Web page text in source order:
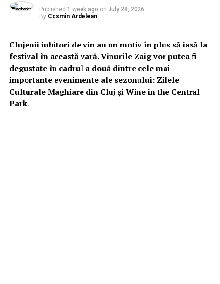
Published 1 week ago on July 28, 2026
By Cosmin Ardelean
Clujenii iubitori de vin au un motiv în plus să iasă la
festival în această vară. Vinurile Zaig vor putea fi
degustate în cadrul a două dintre cele mai
importante evenimente ale sezonului: Zilele
Culturale Maghiare din Cluj și Wine in the Central
Park.